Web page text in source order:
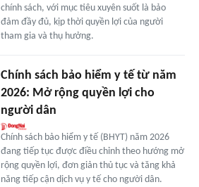
chính sách, với mục tiêu xuyên suốt là bảo
đảm đầy đủ, kịp thời quyền lợi của người
tham gia và thụ hưởng.
Chính sách bảo hiểm y tế từ năm
2026: Mở rộng quyền lợi cho
người dân
Chính sách bảo hiểm y tế (BHYT) năm 2026
đang tiếp tục được điều chỉnh theo hướng mở
rộng quyền lợi, đơn giản thủ tục và tăng khả
năng tiếp cận dịch vụ y tế cho người dân.